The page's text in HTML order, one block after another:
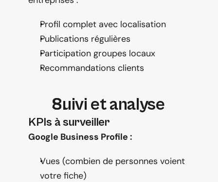
Profil complet avec localisation
Publications régulières
Participation groupes locaux
Recommandations clients
Suivi et analyse
KPIs à surveiller
Google Business Profile :
Vues (combien de personnes voient
votre fiche)